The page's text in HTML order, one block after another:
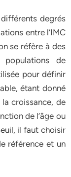
différents degrés
entre l’IMC
se réfère à des
de
pour définir
étant donné
croissance, de
de l’âge ou
il faut choisir
référence et un